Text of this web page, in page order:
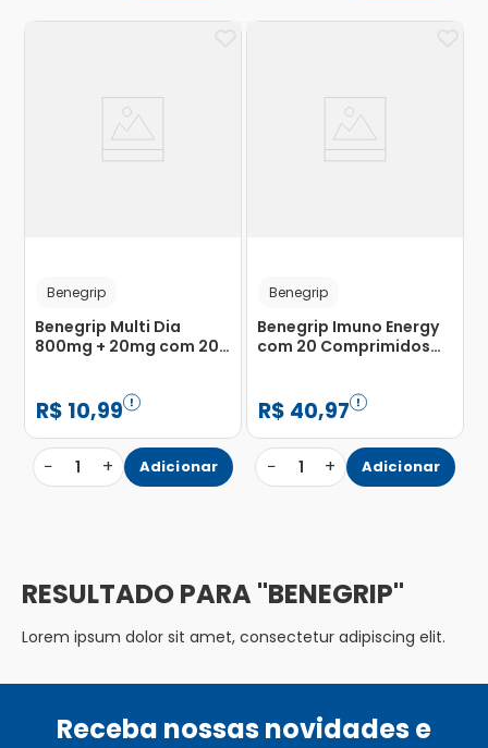
Benegrip
Benegrip Multi Dia
800mg + 20mg com 20
R$ 10,99
− 1 + Adicionar
Benegrip
Benegrip Imuno Energy
com 20 Comprimidos
R$ 40,97
− 1 + Adicionar
BENEGRIP
Lorem ipsum dolor sit amet, consectetur adipiscing elit.
Receba nossas novidades e